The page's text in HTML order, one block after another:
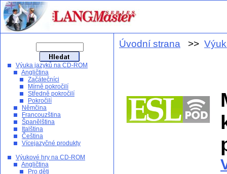
Výuka jazyků na CD-ROM
Angličtina
Začátečníci
Mírně pokročilí
Středně pokročilí
Pokročilí
Němčina
Francouzština
Španělština
Italština
Čeština
Vícejazyčné produkty
Výukové hry na CD-ROM
Angličtina
Pro děti
Úvodní strana >>